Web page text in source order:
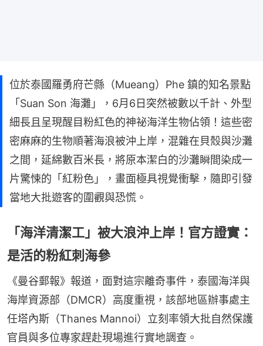
位於泰國羅勇府芒縣（Mueang）Phe 鎮的知名景點
「Suan Son 海灘」，6月6日突然被數以千計、外型
細長且呈現醒目粉紅色的神祕海洋生物佔領！這些密
密麻麻的生物順著海浪被沖上岸，混雜在貝殼與沙灘
之間，延綿數百米長，將原本潔白的沙灘瞬間染成一
片驚悚的「紅粉色」，畫面極具視覺衝擊，隨即引發
當地大批遊客的圍觀與恐慌。
「海洋清潔工」被大浪沖上岸！官方證實：
是活的粉紅刺海參
《曼谷郵報》報道，面對這宗離奇事件，泰國海洋與
海岸資源部（DMCR）高度重視，該部地區辦事處主
任塔內斯（Thanes Mannoi）立刻率領大批自然保護
官員與多位專家趕赴現場進行實地調查。